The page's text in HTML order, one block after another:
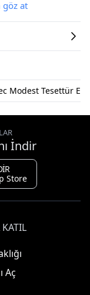
göz at
Modest Tesettür
İndir
Store
Aç